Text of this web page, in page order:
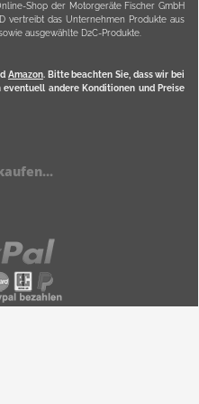
Shop der Motorgeräte Fischer GmbH
vertreibt das Unternehmen Produkte aus
ausgewählte D2C-Produkte.
Amazon. Bitte beachten Sie, dass wir bei
eventuell andere Konditionen und Preise